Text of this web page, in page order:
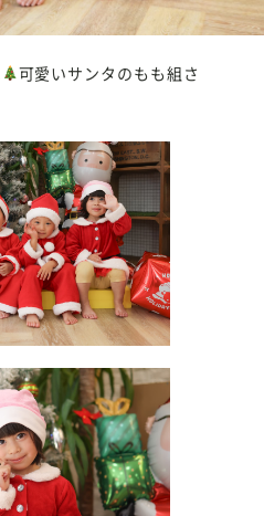
可愛いサンタのもも組さ